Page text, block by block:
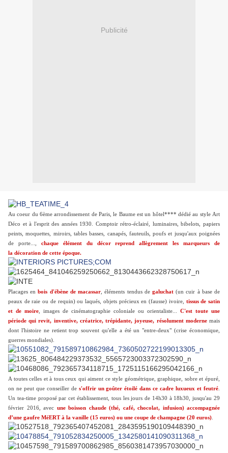
Publicité
Au coeur du 6ème arrondissement de Paris, le Baume est un hôtel**** dédié au style Art
Déco et à l'esprit des années 1930. Comptoir rétro-éclairé, luminaires, bibelots, papiers
peints, moquettes, miroirs, tables basses, canapés, fauteuils, poufs et jusqu'aux poignées
de porte..., chaque élément du décor reprend allègrement les marqueurs de
la décoration de cette époque.
Placages enbois d'ébène de macassar , éléments tendus de galuchat(un cuir à base de
peaux de raie ou de requin) ou laqués, objets précieux en (fausse) ivoire, tissus de satin
et de moire , images de cinématographie coloniale ou orientaliste... C'est toute une
période qui revit, inventive, créatrice, trépidante, joyeuse, résolument modernemais
dont l'histoire ne retient trop souvent qu'elle a été un "entre-deux" (crise économique,
guerres mondiales).
A toutes celles et à tous ceux qui aiment ce style géométrique, graphique, sobre et épuré,
on ne peut que conseiller de s'offrir un goûter étoilé dans ce cadre luxueux et feutré
Un tea-time proposé par cet établissement, tous les jours de 14h30 à 18h30, jusqu'au 29
février 2016, avec une boisson chaude (thé, café, chocolat, infusion) accompagnée
d’une gaufre MéERT à la vanille (15 euros) ou une coupe de champagne (20 euros)